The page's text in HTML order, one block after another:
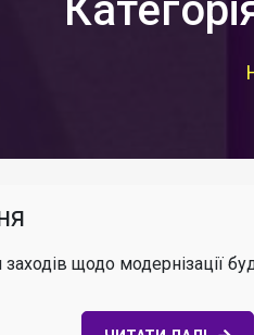
щодо модернізації